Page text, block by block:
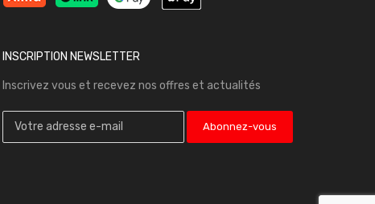
INSCRIPTION NEWSLETTER
Inscrivez vous et recevez nos offres et actualités